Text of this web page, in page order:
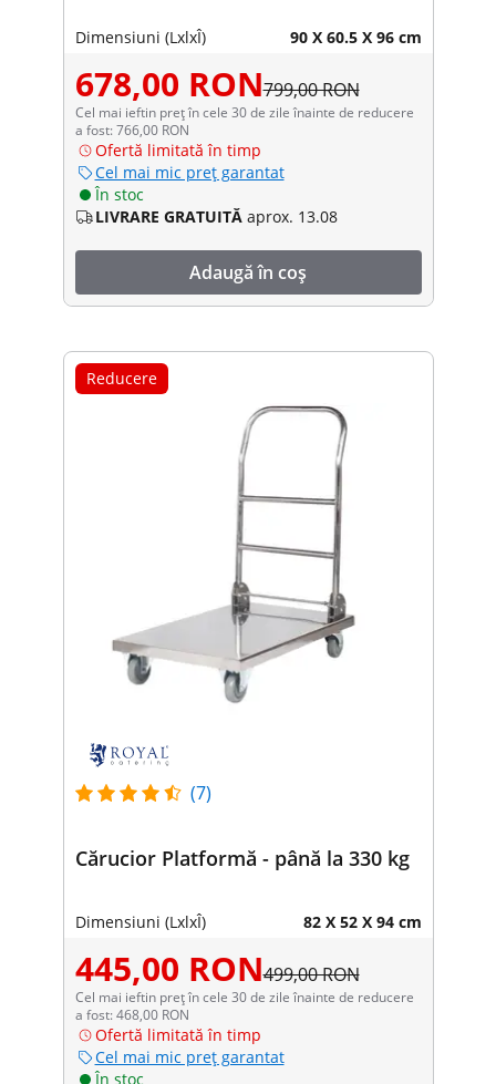
Dimensiuni (LxlxÎ) 90 X 60.5 X 96 cm
678,00 RON799,00 RON
Cel mai ieftin preț în cele 30 de zile înainte de reducere
a fost: 766,00 RON
Ofertă limitată în timp
Cel mai mic preț garantat
În stoc
LIVRARE GRATUITĂ aprox. 13.08
Adaugă în coș
Reducere
(7)
Cărucior Platformă - până la 330 kg
Dimensiuni (LxlxÎ) 82 X 52 X 94 cm
445,00 RON499,00 RON
Cel mai ieftin preț în cele 30 de zile înainte de reducere
a fost: 468,00 RON
Ofertă limitată în timp
Cel mai mic preț garantat
În stoc